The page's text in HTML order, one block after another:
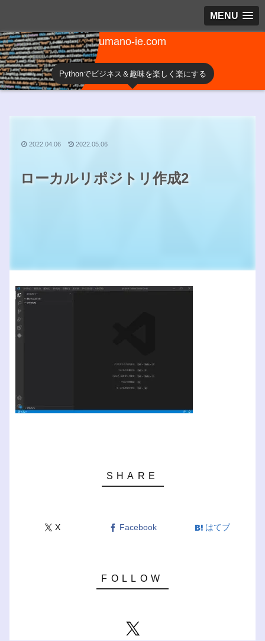
MENU
umano-ie.com
Pythonでビジネス＆趣味を楽しく楽にする
ローカルリポジトリ作成2
2022.04.06 2022.05.06
X Facebook はてブ